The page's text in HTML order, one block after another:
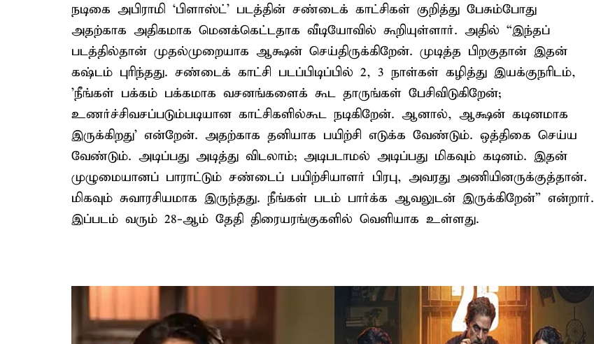
நடிகை அபிராமி ‘பிளாஸ்ட்’ படத்தின் சண்டைக் காட்சிகள் குறித்து பேசும்போது
அதற்காக அதிகமாக மெனக்கெட்டதாக வீடியோவில் கூறியுள்ளார். அதில் “இந்தப்
படத்தில்தான் முதல்முறையாக ஆக்ஷன் செய்திருக்கிறேன். முடித்த பிறகுதான் இதன்
கஷ்டம் புரிந்தது. சண்டைக் காட்சி படப்பிடிப்பில் 2, 3 நாள்கள் கழித்து இயக்குநரிடம்,
'நீங்கள் பக்கம் பக்கமாக வசனங்களைக் கூட தாருங்கள் பேசிவிடுகிறேன்;
உணர்ச்சிவசப்படும்படியான காட்சிகளில்கூட நடிகிறேன். ஆனால், ஆக்ஷன் கடினமாக
இருக்கிறது' என்றேன். அதற்காக தனியாக பயிற்சி எடுக்க வேண்டும். ஒத்திகை செய்ய
வேண்டும். அடிப்பது அடித்து விடலாம்; அடிபடாமல் அடிப்பது மிகவும் கடினம். இதன்
முழுமையானப் பாராட்டும் சண்டைப் பயிற்சியாளர் பிரபு, அவரது அணியினருக்குத்தான்.
மிகவும் சுவாரசியமாக இருந்தது. நீங்கள் படம் பார்க்க ஆவலுடன் இருக்கிறேன்” என்றார்.
இப்படம் வரும் 28-ஆம் தேதி திரையரங்குகளில் வெளியாக உள்ளது.